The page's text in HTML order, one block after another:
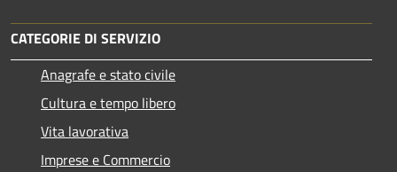
CATEGORIE DI SERVIZIO
Anagrafe e stato civile
Cultura e tempo libero
Vita lavorativa
Imprese e Commercio